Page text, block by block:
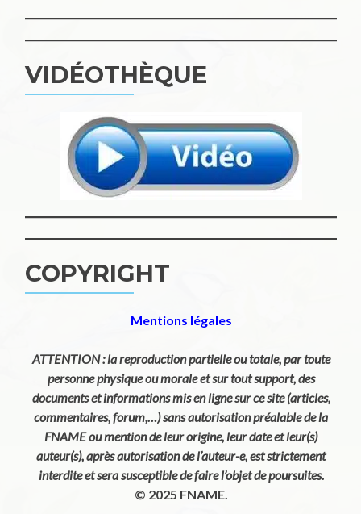
VIDÉOTHÈQUE
COPYRIGHT
Mentions légales
ATTENTION : la reproduction partielle ou totale, par toute
personne physique ou morale et sur tout support, des
documents et informations mis en ligne sur ce site (articles,
commentaires, forum,…) sans autorisation préalable de la
FNAME ou mention de leur origine, leur date et leur(s)
auteur(s), après autorisation de l’auteur-e, est strictement
interdite et sera susceptible de faire l’objet de poursuites.
© 2025 FNAME.